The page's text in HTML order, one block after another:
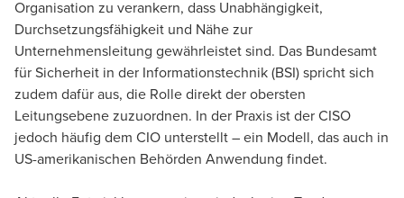
Organisation zu verankern, dass Unabhängigkeit,
Durchsetzungsfähigkeit und Nähe zur
Unternehmensleitung gewährleistet sind. Das Bundesamt
für Sicherheit in der Informationstechnik (BSI) spricht sich
zudem dafür aus, die Rolle direkt der obersten
Leitungsebene zuzuordnen. In der Praxis ist der CISO
jedoch häufig dem CIO unterstellt – ein Modell, das auch in
US-amerikanischen Behörden Anwendung findet.